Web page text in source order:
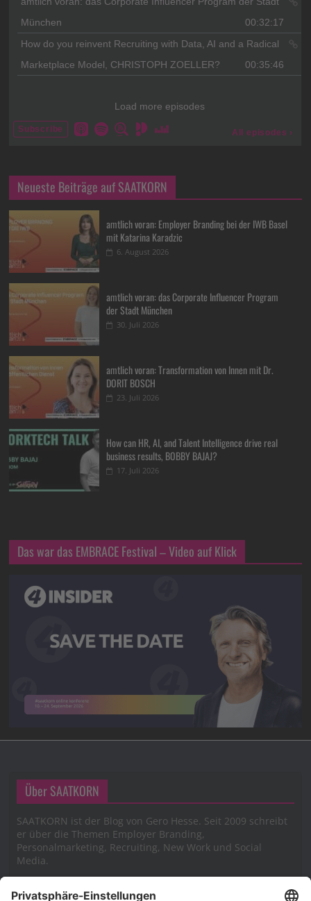
Neueste Beiträge auf SAATKORN
amtlich voran: Employer Branding bei der IWB Basel
mit Katarina Karadzic
6. August 2026
amtlich voran: das Corporate Influencer Program
der Stadt München
30. Juli 2026
amtlich voran: Transformation von Innen mit Dr.
DORIT BOSCH
23. Juli 2026
How can HR, AI, and Talent Intelligence drive real
business results, BOBBY BAJAJ?
17. Juli 2026
Das war das EMBRACE Festival – Video auf Klick
Über SAATKORN
SAATKORN ist der Blog von Gero Hesse. Seit 2009 schreibt
er über die Themen Employer Branding,
Personalmarketing, Recruiting, New Work und Social
Media.